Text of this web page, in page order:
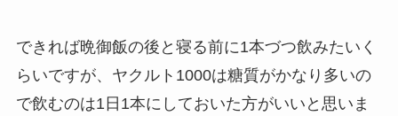
できれば晩御飯の後と寝る前に1本づつ飲みたいく
らいですが、ヤクルト1000は糖質がかなり多いの
で飲むのは1日1本にしておいた方がいいと思いま